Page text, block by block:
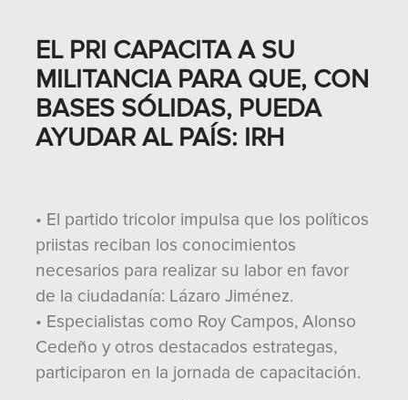
EL PRI CAPACITA A SU
MILITANCIA PARA QUE, CON
BASES SÓLIDAS, PUEDA
AYUDAR AL PAÍS: IRH
• El partido tricolor impulsa que los políticos
priistas reciban los conocimientos
necesarios para realizar su labor en favor
de la ciudadanía: Lázaro Jiménez.
• Especialistas como Roy Campos, Alonso
Cedeño y otros destacados estrategas,
participaron en la jornada de capacitación.